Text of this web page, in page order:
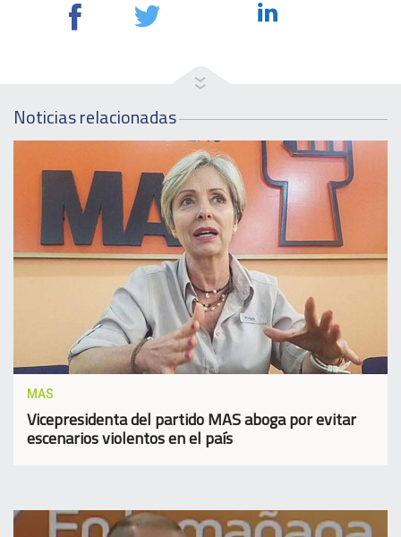
Noticias relacionadas
MAS
Vicepresidenta del partido MAS aboga por evitar
escenarios violentos en el país